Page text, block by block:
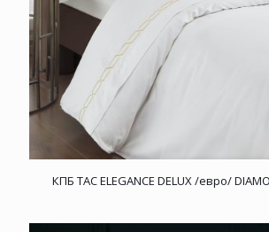
КПБ TAC ELEGANCE DELUX /евро/